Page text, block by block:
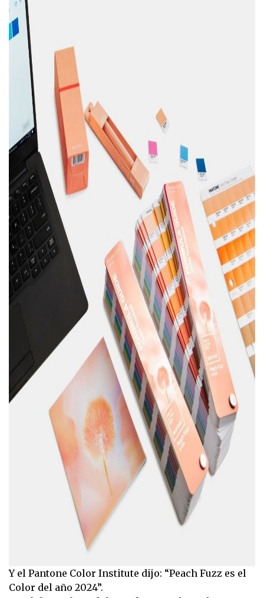
Y el Pantone Color Institute dijo: “Peach Fuzz es el
Color del año 2024”.